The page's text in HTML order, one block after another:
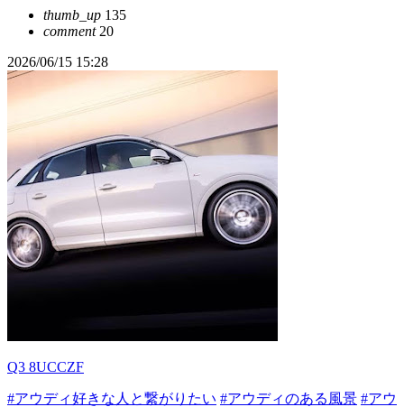
thumb_up 135
comment20
2026/06/15 15:28
Q3 8UCCZF
#アウディ好きな人と繋がりたい #アウディのある風景 #アウ